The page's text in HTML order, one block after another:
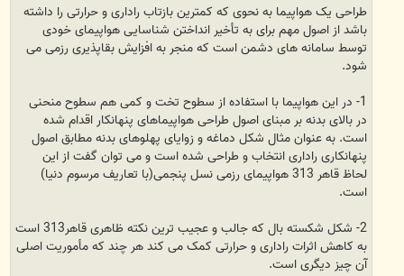
طراحی یک هواپیما به نحوی که کمترین بازتاب راداری و حرارتی را داشته
باشد از اصول مهم برای به تأخیر انداختن شناسایی هواپیمای خودی
توسط سامانه های دشمن است که منجر به افزایش بقاپذیری رزمی می
شود.
1- در این هواپیما با استفاده از سطوح تخت و کمی هم سطوح منحنی
در بالای بدنه بر مبنای اصول طراحی هواپیماهای پنهانکار اقدام شده
است. به عنوان مثال شکل دماغه و زوایای پهلوهای بدنه مطابق اصول
پنهانکاری راداری انتخاب و طراحی شده است و می توان گفت از این
لحاظ قاهر 313 هواپیمای رزمی نسل پنجمی(با تعاریف مرسوم دنیا)
است.
2- شکل شکسته بال که جالب و عجیب ترین نکته ظاهری قاهر313 است
به کاهش اثرات راداری و حرارتی کمک می کند هر چند که مأموریت اصلی
آن چیز دیگری است.